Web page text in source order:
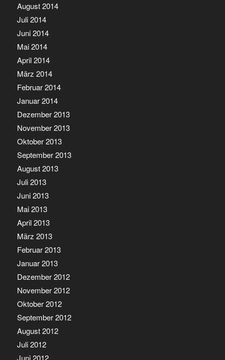
August 2014
Juli 2014
Juni 2014
Mai 2014
April 2014
März 2014
Februar 2014
Januar 2014
Dezember 2013
November 2013
Oktober 2013
September 2013
August 2013
Juli 2013
Juni 2013
Mai 2013
April 2013
März 2013
Februar 2013
Januar 2013
Dezember 2012
November 2012
Oktober 2012
September 2012
August 2012
Juli 2012
Juni 2012